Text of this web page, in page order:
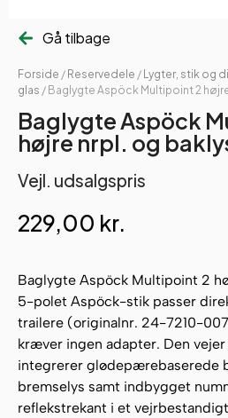
Gå tilbage
Forside / Reservedele / Lygter, stik og
glas / Baglygte Aspöck Multipoint 2
Baglygte Aspöck
højre nrpl. og
Vejl. udsalgspris
229,00 kr.
Baglygte Aspöck Multipoint 2
5-polet Aspöck-stik passer
trailere (originalnr. 24-7210-
kræver ingen adapter. Den
integrerer glødepærebaserede
bremselys samt indbygget
reflekstrekant i et